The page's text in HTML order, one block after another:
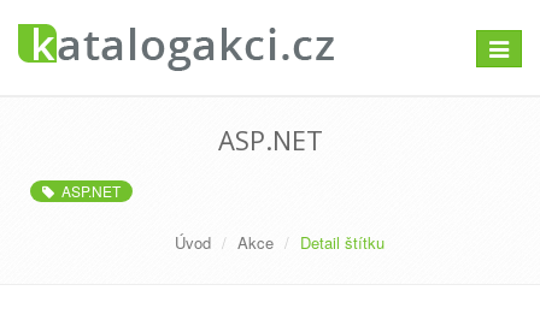
ASP.NET
ASP.NET
Úvod Akce Detail štítku